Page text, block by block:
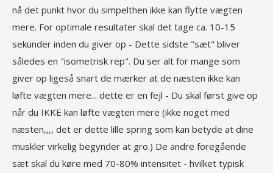
nå det punkt hvor du simpelthen ikke kan flytte vægten
mere. For optimale resultater skal det tage ca. 10-15
sekunder inden du giver op - Dette sidste "sæt" bliver
således en "isometrisk rep". Du ser alt for mange som
giver op ligeså snart de mærker at de næsten ikke kan
løfte vægten mere... dette er en fejl - Du skal først give op
når du IKKE kan løfte vægten mere (ikke noget med
næsten,,,, det er dette lille spring som kan betyde at dine
muskler virkelig begynder at gro.) De andre foregående
sæt skal du køre med 70-80% intensitet - hvilket typisk